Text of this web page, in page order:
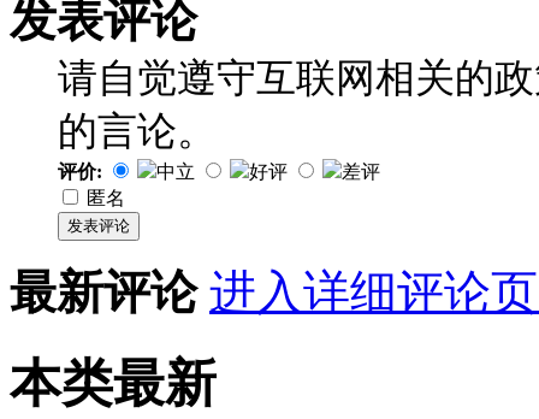
发表评论
请自觉遵守互联网相关的
的言论。
评价: 中立 好评
差评
匿名
发表评论
最新评论 进入详细评论
本类最新